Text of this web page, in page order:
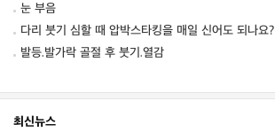
눈 부음
다리 붓기 심할 때 압박스타킹을 매일 신어도 되나요?
발등.발가락 골절 후 붓기.열감
최신뉴스